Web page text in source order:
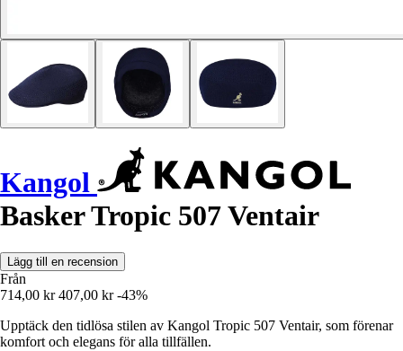
Kangol
Basker Tropic 507 Ventair
Lägg till en recension
Från
714,00 kr 407,00 kr -43%
Upptäck den tidlösa stilen av Kangol Tropic 507 Ventair, som förenar
komfort och elegans för alla tillfällen.